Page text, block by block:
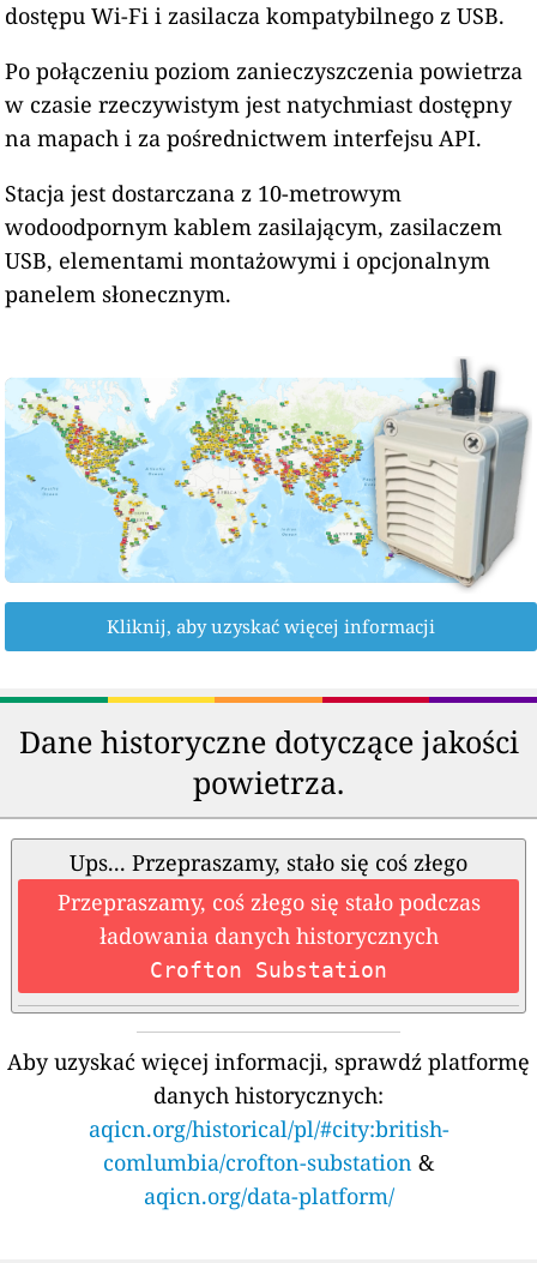
dostępu Wi-Fi i zasilacza kompatybilnego z USB.
Po połączeniu poziom zanieczyszczenia powietrza
w czasie rzeczywistym jest natychmiast dostępny
na mapach i za pośrednictwem interfejsu API.
Stacja jest dostarczana z 10-metrowym
wodoodpornym kablem zasilającym, zasilaczem
USB, elementami montażowymi i opcjonalnym
panelem słonecznym.
Kliknij, aby uzyskać więcej informacji
Dane historyczne dotyczące jakości
powietrza.
Ups... Przepraszamy, stało się coś złego
Przepraszamy, coś złego się stało podczas
ładowania danych historycznych
Crofton Substation
Aby uzyskać więcej informacji, sprawdź platformę
danych historycznych:
aqicn.org/historical/pl/#city:british-
comlumbia/crofton-substation &
aqicn.org/data-platform/